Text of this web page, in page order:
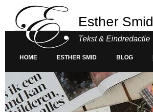
Esther Smid
Tekst & Eindredactie
HOME ESTHER SMID BLOG